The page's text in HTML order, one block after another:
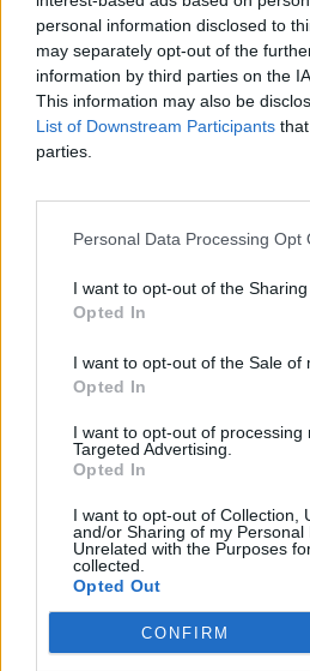
personal information disclosed to
may separately opt-out of the
information by third parties on the
This information may also be
List of Downstream Participants
parties.
Personal Data Processing Opt
I want to opt-out of the
Opted In
I want to opt-out of the Sale of
Opted In
I want to opt-out of processing
Targeted Advertising.
Opted In
I want to opt-out of Collection,
and/or Sharing of my Personal
Unrelated with the Purposes
collected.
Opted Out
CONFIRM
open space’ach